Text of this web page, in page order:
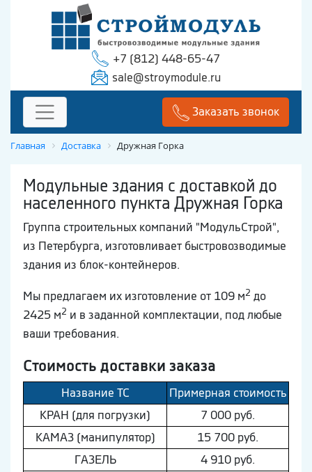
+7 (812) 448-65-47
sale@stroymodule.ru
Заказать звонок
Главная Доставка Дружная Горка
Модульные здания с доставкой до
населенного пункта Дружная Горка
Группа строительных компаний "МодульСтрой",
из Петербурга, изготовливает быстровозводимые
здания из блок-контейнеров.
Мы предлагаем их изготовление от 109 м2 до
2425 м2 и в заданной комплектации, под любые
ваши требования.
Стоимость доставки заказа
Название ТС
Примерная стоимость
КРАН (для погрузки)
7 000 руб.
КAМAЗ (манипулятор)
15 700 руб.
ГAЗEЛЬ
4 910 руб.